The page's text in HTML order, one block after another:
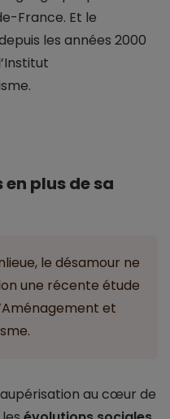
France. Et le
les années 2000
en plus de sa
le désamour ne
une récente étude
et
au cœur de